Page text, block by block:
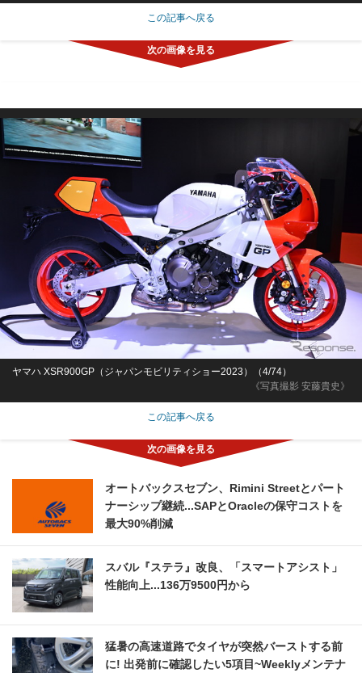
この記事へ戻る
《写真撮影 安藤貴史》
ヤマハ XSR900GP（ジャパンモビリティショー2023）（4/74）
この記事へ戻る
オートバックスセブン、Rimini Streetとパート
ナーシップ継続...SAPとOracleの保守コストを
最大90%削減
スバル『ステラ』改良、「スマートアシスト」
性能向上...136万9500円から
猛暑の高速道路でタイヤが突然バーストする前
に! 出発前に確認したい5項目~Weeklyメンテナ